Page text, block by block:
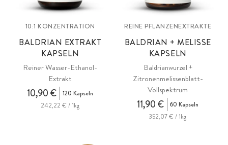
10:1 KONZENTRATION
BALDRIAN EXTRAKT
KAPSELN
Reiner Wasser-Ethanol-
Extrakt
10,90 €
120 Kapseln
242,22 € / 1kg
REINE PFLANZENEXTRAKTE
BALDRIAN + MELISSE
KAPSELN
Baldrianwurzel +
Zitronenmelissenblatt-
Vollspektrum
11,90 €
60 Kapseln
352,07 € / 1kg